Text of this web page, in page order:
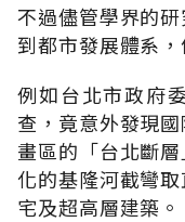
不過儘管學界的
到都市發展體系
例如台北市政府
查，竟意外發現
畫區的「台北斷
化的基隆河截彎
宅及超高層建築。